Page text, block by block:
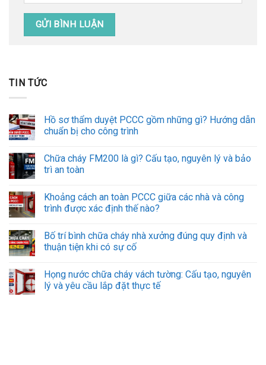
TIN TỨC
Hồ sơ thẩm duyệt PCCC gồm những gì? Hướng dẫn
chuẩn bị cho công trình
Chữa cháy FM200 là gì? Cấu tạo, nguyên lý và bảo
trì an toàn
Khoảng cách an toàn PCCC giữa các nhà và công
trình được xác định thế nào?
Bố trí bình chữa cháy nhà xưởng đúng quy định và
thuận tiện khi có sự cố
Họng nước chữa cháy vách tường: Cấu tạo, nguyên
lý và yêu cầu lắp đặt thực tế